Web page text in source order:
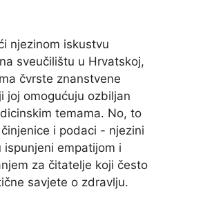
njezinom iskustvu
sveučilištu u Hrvatskoj,
čvrste znanstvene
joj omogućuju ozbiljan
temama. No, to
i podaci - njezini
ispunjeni empatijom i
za čitatelje koji često
savjete o zdravlju.